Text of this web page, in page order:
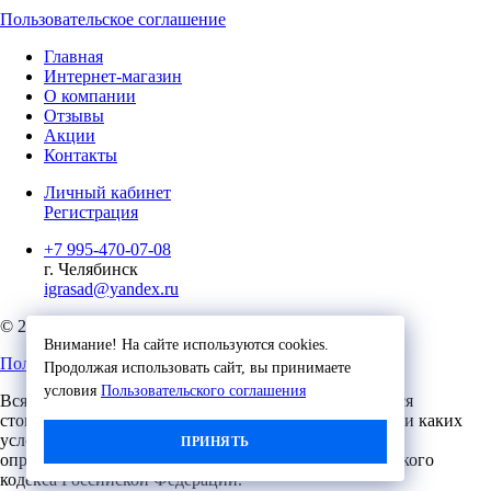
Внимание! На сайте используются cookies.
Продолжая использовать сайт, вы принимаете
условия Пользовательского соглашения
ПРИНЯТЬ
Пользовательское соглашение
Главная
Интернет-магазин
О компании
Отзывы
Акции
Контакты
Личный кабинет
Регистрация
+7 995-470-07-08
г. Челябинск
igrasad@yandex.ru
© 2023, Игровые Технологии
Пользовательское соглашение
Вся представленная на сайте информация, касающаяся
стоимости, носит информационный характер и ни при каких
условиях не является публичной офертой,
определяемой положениями Статьи 437 (2) Гражданского
кодекса Российской Федерации.